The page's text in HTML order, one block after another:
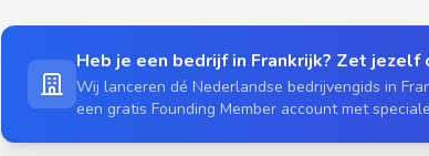
Heb je een bedrijf in Frankrijk? Zet jezelf
Wij lanceren dé Nederlandse bedrijvengids in
een gratis Founding Member account met